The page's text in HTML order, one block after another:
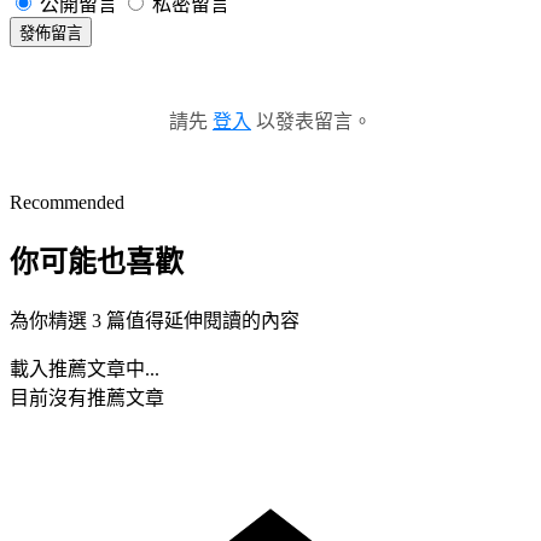
發佈留言
請先 登入 以發表留言。
Recommended
你可能也喜歡
為你精選 3 篇值得延伸閱讀的內容
載入推薦文章中...
目前沒有推薦文章